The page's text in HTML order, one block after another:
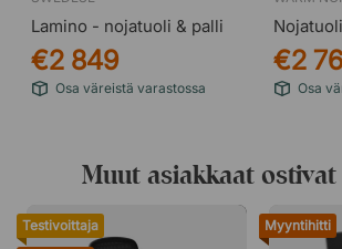
Lamino - nojatuoli & palli
€2 849
Osa väreistä varastossa
€2
Osa
Muut asiakkaat
Testivoittaja
Myyntihitti